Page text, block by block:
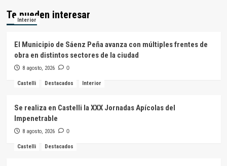
Te pueden interesar
Interior
El Municipio de Sáenz Peña avanza con múltiples frentes de
obra en distintos sectores de la ciudad
8 agosto, 2026 0
Castelli Destacados Interior
Se realiza en Castelli la XXX Jornadas Apícolas del
Impenetrable
8 agosto, 2026 0
Castelli Destacados